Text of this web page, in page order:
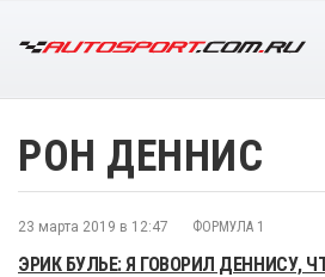
РОН ДЕННИС
23 марта 2019 в 12:47 ФОРМУЛА 1
ЭРИК БУЛЬЕ: Я ГОВОРИЛ ДЕННИСУ,